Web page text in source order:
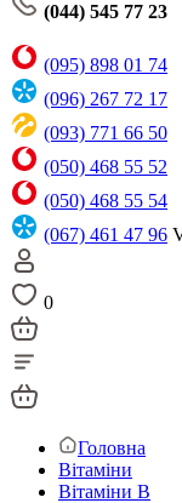
(044) 545 77 23
(095) 898 01 74
(096) 267 72 17
(093) 771 66 50
(050) 468 55 52
(050) 468 55 54
(067) 461 47 96
0
Головна
Вітаміни
Вітаміни В